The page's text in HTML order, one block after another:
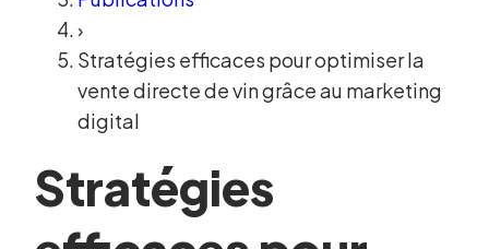
›
Stratégies efficaces pour optimiser la
vente directe de vin grâce au marketing
digital
Stratégies